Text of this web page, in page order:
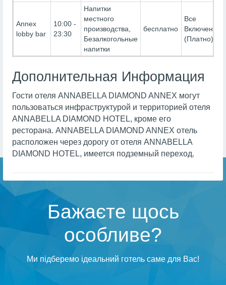
Annex
lobby bar
10:00 -
23:30
Напитки
местного
производства,
Безалкогольные
напитки
бесплатно
Все
Включено-
(Платно)
Дополнительная Информация
Гости отеля ANNABELLA DIAMOND ANNEX могут
пользоваться инфраструктурой и территорией отеля
ANNABELLA DIAMOND HOTEL, кроме его
ресторана. ANNABELLA DIAMOND ANNEX отель
расположен через дорогу от отеля ANNABELLA
DIAMOND HOTEL, имеется подземный переход.
Бажаєте щось
особливе?
Ми підберемо ідеальний готель саме для Вас!